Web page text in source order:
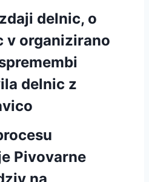
delnic, o
v organizirano
delnic z
Pivovarne